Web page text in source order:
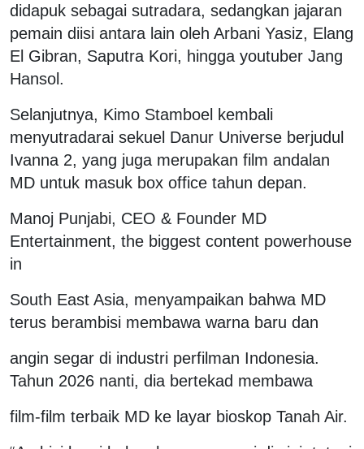
didapuk sebagai sutradara, sedangkan jajaran
pemain diisi antara lain oleh Arbani Yasiz, Elang
El Gibran, Saputra Kori, hingga youtuber Jang
Hansol.
Selanjutnya, Kimo Stamboel kembali
menyutradarai sekuel Danur Universe berjudul
Ivanna 2, yang juga merupakan film andalan
MD untuk masuk box office tahun depan.
Manoj Punjabi, CEO & Founder MD
Entertainment, the biggest content powerhouse
in
South East Asia, menyampaikan bahwa MD
terus berambisi membawa warna baru dan
angin segar di industri perfilman Indonesia.
Tahun 2026 nanti, dia bertekad membawa
film-film terbaik MD ke layar bioskop Tanah Air.